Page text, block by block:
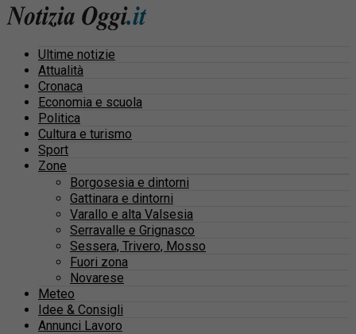
Ultime notizie
Attualità
Cronaca
Economia e scuola
Politica
Cultura e turismo
Sport
Zone
Borgosesia e dintorni
Gattinara e dintorni
Varallo e alta Valsesia
Serravalle e Grignasco
Sessera, Trivero, Mosso
Fuori zona
Novarese
Meteo
Idee & Consigli
Annunci Lavoro